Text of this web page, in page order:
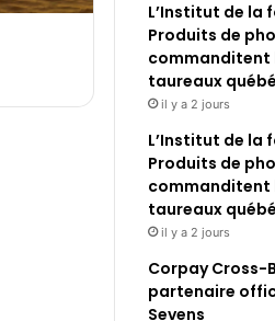
L’Institut de la
Produits de
commanditent
taureaux
il y a 2 jours
L’Institut de la
Produits de
commanditent
taureaux
il y a 2 jours
Corpay Cross-
partenaire
Sevens